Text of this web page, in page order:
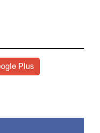
Plus